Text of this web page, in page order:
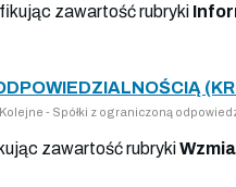
zawartość rubryki
- Spółki z ograniczoną
zawartość rubryki